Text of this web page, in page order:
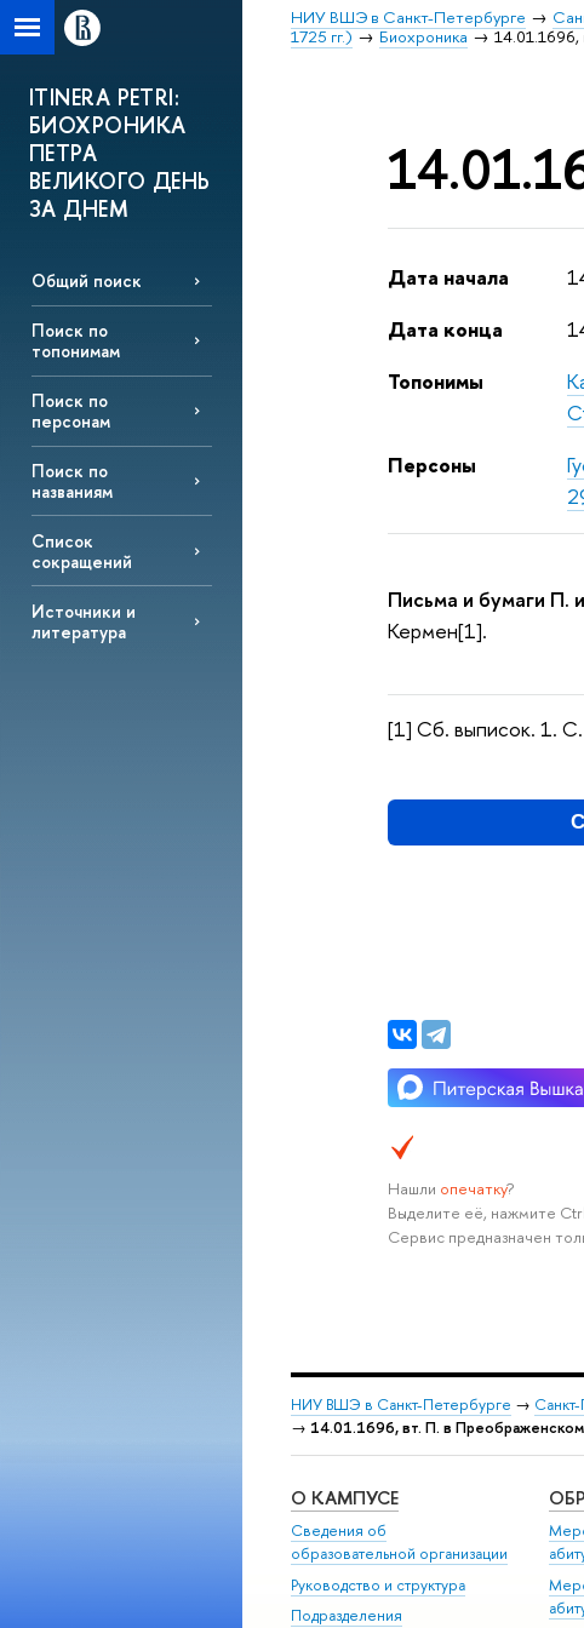
НИУ ВШЭ в Санкт-Петербурге
1725 гг.)
Биохроника
ITINERA PETRI:
БИОХРОНИКА
ПЕТРА
ВЕЛИКОГО ДЕНЬ
ЗА ДНЕМ
Общий поиск
Поиск по
топонимам
Поиск по
персонам
Поиск по
названиям
Список
сокращений
Источники и
литература
Дата начала
Дата конца
Топонимы
Персоны
Письма и бумаги П.
Кермен[1].
[1] Сб. выписок. 1.
Нашли опечатку?
Выделите её, нажмите
Сервис предназначен
НИУ ВШЭ в Санкт-Петербурге →
→ 14.01.1696, вт. П. в
О КАМПУСЕ
Сведения об
образовательной организации
Руководство и структура
Подразделения